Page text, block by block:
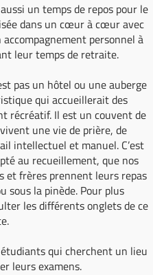
un temps de repos pour le
dans un cœur à cœur avec
personnel à
leur temps de retraite.
pas un hôtel ou une auberge
qui accueillerait des
récréatif. Il est un couvent de
une vie de prière, de
intellectuel et manuel. C’est
au recueillement, que nos
et frères prennent leurs repas
sous la pinède. Pour plus
les différents onglets de ce
qui cherchent un lieu
leurs examens.